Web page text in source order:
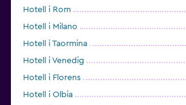
Hotell i Rom
Hotell i Milano
Hotell i Taormina
Hotell i Venedig
Hotell i Florens
Hotell i Olbia